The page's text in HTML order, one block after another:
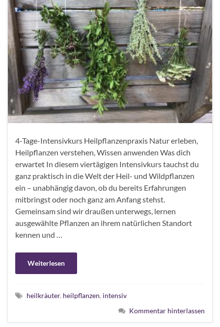
4-Tage-Intensivkurs Heilpflanzenpraxis Natur erleben,
Heilpflanzen verstehen, Wissen anwenden Was dich
erwartet In diesem viertägigen Intensivkurs tauchst du
ganz praktisch in die Welt der Heil- und Wildpflanzen
ein – unabhängig davon, ob du bereits Erfahrungen
mitbringst oder noch ganz am Anfang stehst.
Gemeinsam sind wir draußen unterwegs, lernen
ausgewählte Pflanzen an ihrem natürlichen Standort
kennen und …
Weiterlesen
heilkräuter, heilpflanzen, intensiv
Kommentar hinterlassen